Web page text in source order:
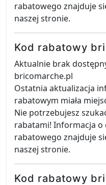
rabatowego znajduje
naszej stronie.
Kod rabatowy
Aktualnie brak
bricomarche.pl
Ostatnia aktualizacja
rabatowym miała
Nie potrzebujesz
rabatami! Informacja
rabatowego znajduje
naszej stronie.
Kod rabatowy